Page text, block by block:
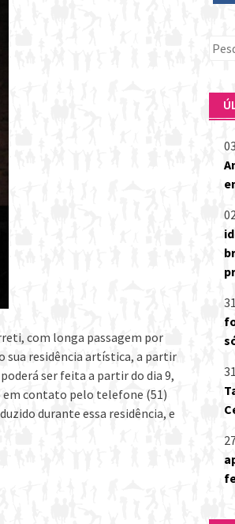
com longa passagem por
sua residência artística, a partir
ser feita a partir do dia 9,
em contato pelo telefone (51)
durante essa residência, e